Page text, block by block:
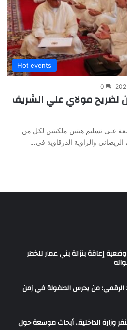
Hot events
0
لضريح مولاي علي الشريف
على تسليم هبتين ملكيتين لكل من
والزاوية الدرقاوية في…
إعاقة بنزالة بني عمار للخطر
الرقمي: من يحرس الطفولة في زمن
وزارة الداخلية.. أبحاث موسعة حول